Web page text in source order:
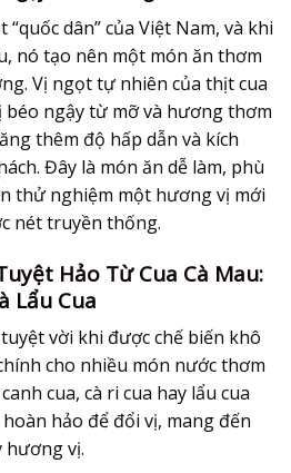
dân” của Việt Nam, và khi
nó tạo nên một món ăn thơm
Vị ngọt tự nhiên của thịt cua
béo ngậy từ mỡ và hương thơm
thêm độ hấp dẫn và kích
Đây là món ăn dễ làm, phù
thử nghiệm một hương vị mới
nét truyền thống.
Hảo Từ Cua Cà Mau:
Lẩu Cua
vời khi được chế biến khô
cho nhiều món nước thơm
cua, cà ri cua hay lẩu cua
hảo để đổi vị, mang đến
hương vị.